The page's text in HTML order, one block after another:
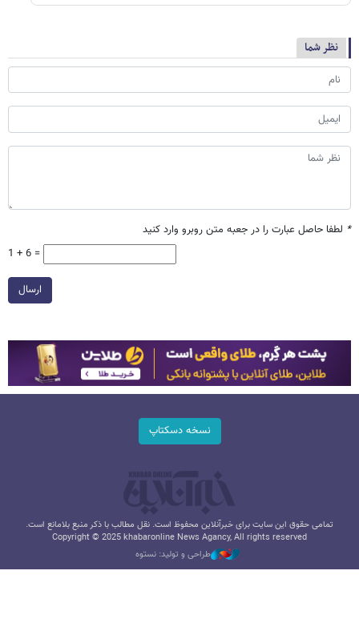
نظر شما
* لطفا حاصل عبارت را در جعبه متن روبرو وارد کنید
1 + 6 =
ارسال
نسخه دسکتاپ
تمامی حقوق این سایت برای خبرآنلاین محفوظ است. نقل مطالب با ذکر منبع بلامانع است.
Copyright © 2025 khabaronline News Agancy, All rights reserved
طراحی و تولید: نستوه